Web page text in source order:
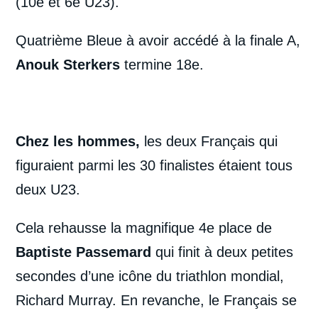
Quatrième Bleue à avoir accédé à la finale A,
Anouk Sterkers termine 18e.
Chez les hommes, les deux Français qui
figuraient parmi les 30 finalistes étaient tous
deux U23.
Cela rehausse la magnifique 4e place de
Baptiste Passemard qui finit à deux petites
secondes d’une icône du triathlon mondial,
Richard Murray. En revanche, le Français se